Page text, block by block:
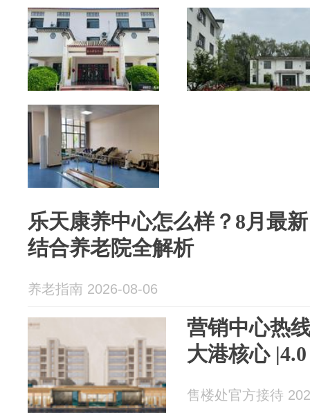
乐天康养中心怎么样？8月最
结合养老院全解析
养老指南 2026-08-06
营销中心热
大港核心
售楼处官方接待